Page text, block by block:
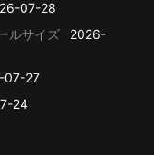
07-28
ルサイズ
2026-
07-27
24